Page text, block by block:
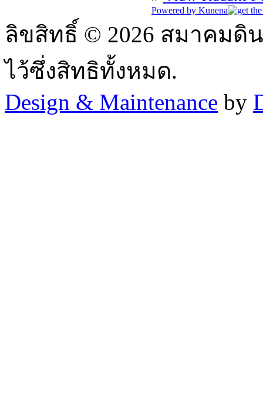
Powered by Kunena
ลิขสิทธิ์ © 2026 สมาคมดิ
ไว้ซึ่งสิทธิทั้งหมด.
Design & Maintenance by